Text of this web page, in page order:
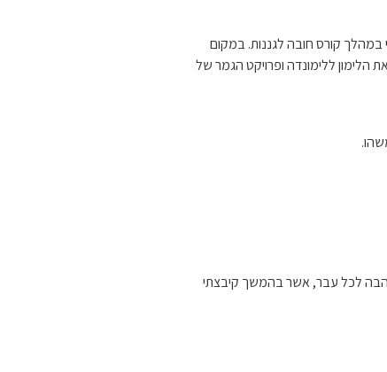
במהלך קורס חובה לגננות. במקום
ללימונדה ופרויקט הגמר של
לכל עבר, אשר בהמשך קיבצתי